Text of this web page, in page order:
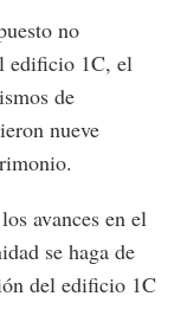
no
edificio 1C, el
de
nueve
avances en el
se haga de
del edificio 1C